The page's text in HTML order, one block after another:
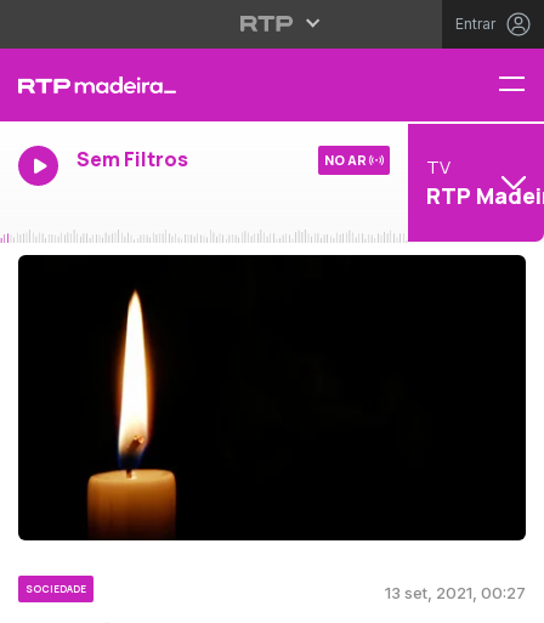
Entrar
Sem Filtros NO AR TV
RTP
SOCIEDADE 13 set, 2021, 00:27